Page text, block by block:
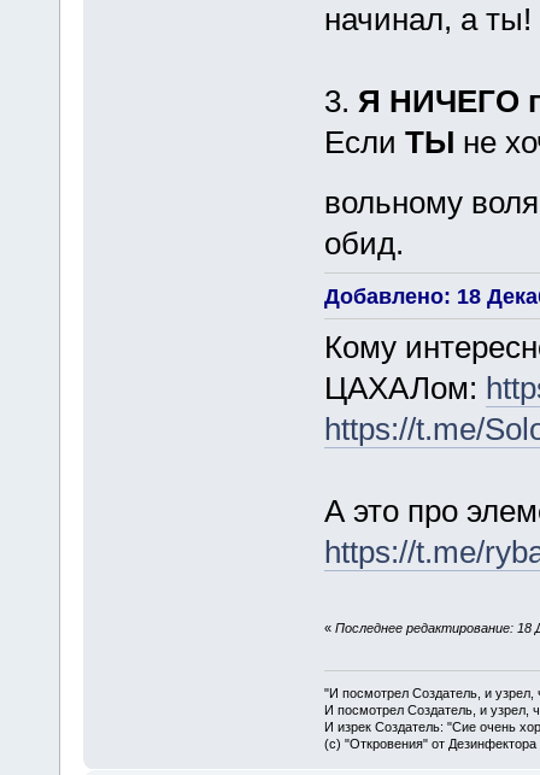
начинал, а ты!
3. Я НИЧЕГО
Если ТЫ не
вольному
обид.
Добавлено: 18
Кому
ЦАХАЛом:
https://t.me/
А это про
https://t.me/
« Последнее редактирование:
"И посмотрел Создатель, и
И посмотрел Создатель, и узрел,
И изрек Создатель: "Сие очень
(с) "Откровения" от Дезинфектора